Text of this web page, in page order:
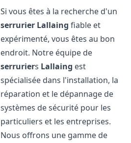
Si vous êtes à la recherche d'un
serrurier Lallaing fiable et
expérimenté, vous êtes au bon
endroit. Notre équipe de
serruriers Lallaing est
spécialisée dans l'installation, la
réparation et le dépannage de
systèmes de sécurité pour les
particuliers et les entreprises.
Nous offrons une gamme de